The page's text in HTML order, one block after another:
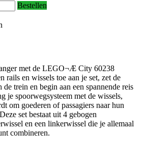
Bestellen
met de LEGO¬Æ City 60238
rails en wissels toe aan je set, zet de
de trein en begin aan een spannende reis
je spoorwegsysteem met de wissels,
om goederen of passagiers naar hun
set bestaat uit 4 gebogen
en een linkerwissel die je allemaal
combineren.